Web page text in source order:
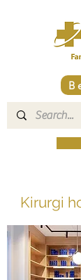
Kirurgi